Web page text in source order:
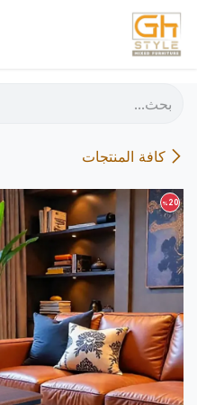
تخطي للذهاب إلى المحتوى
كافة المنتجات
20
%